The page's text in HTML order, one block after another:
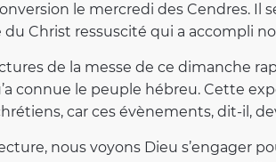
le mercredi des Cendres. Il
du Christ ressuscité qui a accompli
de la messe de ce dimanche
connue le peuple hébreu. Cette
car ces évènements, dit-il,
nous voyons Dieu s’engager